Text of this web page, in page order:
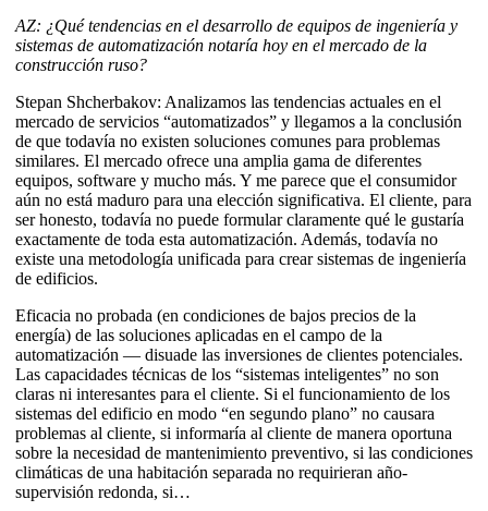
AZ: ¿Qué tendencias en el desarrollo de equipos de ingeniería y
sistemas de automatización notaría hoy en el mercado de la
construcción ruso?
Stepan Shcherbakov: Analizamos las tendencias actuales en el
mercado de servicios “automatizados” y llegamos a la conclusión
de que todavía no existen soluciones comunes para problemas
similares. El mercado ofrece una amplia gama de diferentes
equipos, software y mucho más. Y me parece que el consumidor
aún no está maduro para una elección significativa. El cliente, para
ser honesto, todavía no puede formular claramente qué le gustaría
exactamente de toda esta automatización. Además, todavía no
existe una metodología unificada para crear sistemas de ingeniería
de edificios.
Eficacia no probada (en condiciones de bajos precios de la
energía) de las soluciones aplicadas en el campo de la
automatización — disuade las inversiones de clientes potenciales.
Las capacidades técnicas de los “sistemas inteligentes” no son
claras ni interesantes para el cliente. Si el funcionamiento de los
sistemas del edificio en modo “en segundo plano” no causara
problemas al cliente, si informaría al cliente de manera oportuna
sobre la necesidad de mantenimiento preventivo, si las condiciones
climáticas de una habitación separada no requirieran año-
supervisión redonda, si…